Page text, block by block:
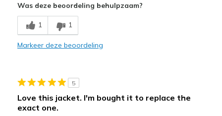
Breathe Well
Comfortable
Casual Wear
Was deze beoordeling behulpzaam?
1 1
Markeer deze beoordeling
5
Love this jacket. I'm bought it to replace the
exact one.